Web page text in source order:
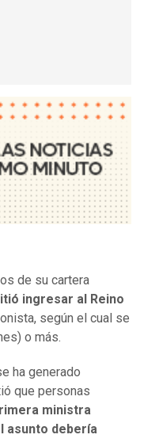
de su cartera
ingresar al Reino
según el cual se
o más.
ha generado
que personas
ministra
asunto debería